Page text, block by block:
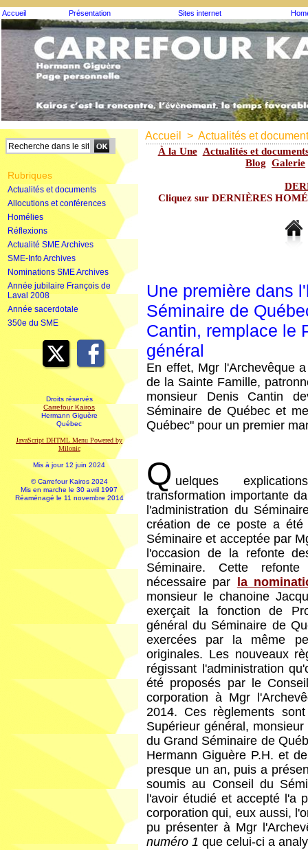
Accueil Présentation Sites internet
Rubriques
Actualités et documents
Allocutions et conférences
Homélies
Réflexions
Actualité SME Archives
SME-Info Archives
Nominations SME Archives
Année jubilaire François de
Laval 2008
Année sacerdotale
350e du SME
Droits réservés
Carrefour Kairos
Hermann Giguère
Québec
JavaScript DHTML Menu Powered by
Milonic
Mis à jour 12 juin 2024
© Carrefour Kairos 2024
Mis en marche le 30 avril 1997
Réaménagé le 11 novembre 2014
Accueil > Actualités et
À la Une Actualités et
Blog Galerie
Cliquez sur DERNIÈRES
Une première dans
Séminaire de
Cantin, remplace le
général
En effet, Mgr l'Archevêque
de la Sainte Famille,
monsieur Denis Cantin
Séminaire de Québec et
Québec" pour un premier
Q uelques
transformation importante
l'administration du
création de ce poste a été
Séminaire et acceptée par
l'occasion de la refonte
Séminaire. Cette
nécessaire par
la
monsieur le chanoine
exerçait la fonction de
général du Séminaire de
exercées par la même
originales. Les nouveaux
régissant l'administration
été proposés par le
corporation à Mgr
2014. Ces règlements
Supérieur général,
du Grand Séminaire de
Hermann Giguère P.H. et
presque un an, puis a
soumis au Conseil du
l'avoir étudié et accepté l'a
corporation qui, eux aussi,
pu présenter à Mgr
numéro 1 que celui-ci a